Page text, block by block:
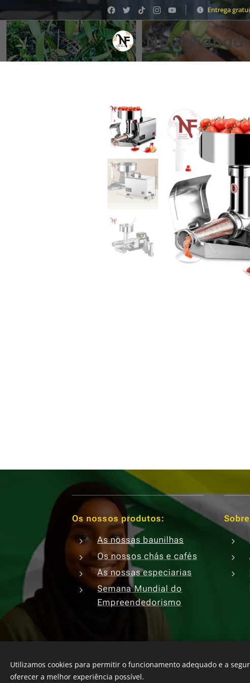
Entrega
Nour Fahad
Os nossos produtos:
As nossas baunilhas
Os nossos chás e cafés
As nossas especiarias
Semana Mundial do
Empreendedorismo
France+33641244739 / Comores+2693404739
+33753188994Wattsap /
Utilizamos cookies para permitir o funcionamento adequado e a
oferecer a melhor experiência possível.